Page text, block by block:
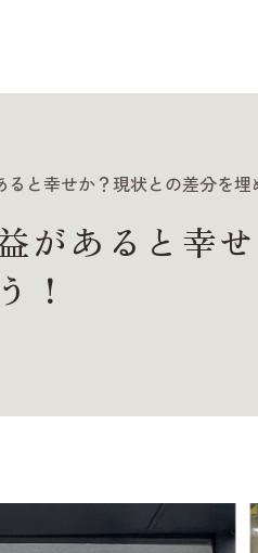
と幸せか？現状との差分を
があると幸
！